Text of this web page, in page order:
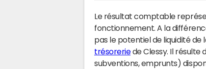
Le résultat comptable
fonctionnement. A la
pas le potentiel de liquidité de
trésoreriede Clessy. Il résulte
subventions, emprunts)